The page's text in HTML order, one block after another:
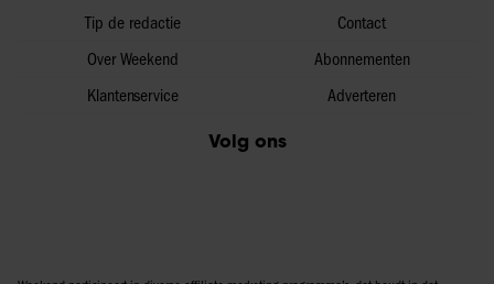
Tip de redactie
Over Weekend
Klantenservice
Contact
Abonnementen
Adverteren
Volg ons